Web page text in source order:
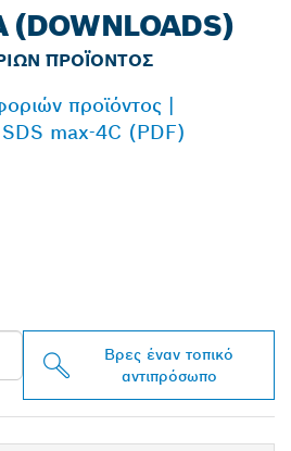
ΠΡΟΪΌΝΤΟΣ
προϊόντος |
max-4C (PDF)
Βρες έναν τοπικό
αντιπρόσωπο